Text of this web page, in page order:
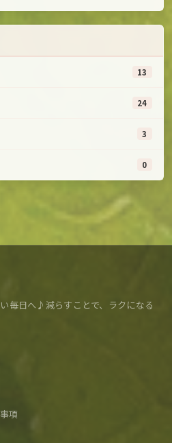
13
24
3
0
毎日へ♪減らすことで、ラクになる
項